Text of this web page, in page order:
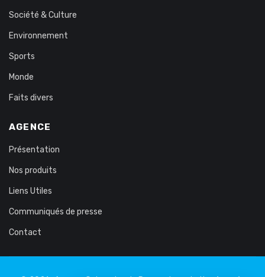
Société & Culture
Environnement
Sports
Monde
Faits divers
AGENCE
Présentation
Nos produits
Liens Utiles
Communiqués de presse
Contact